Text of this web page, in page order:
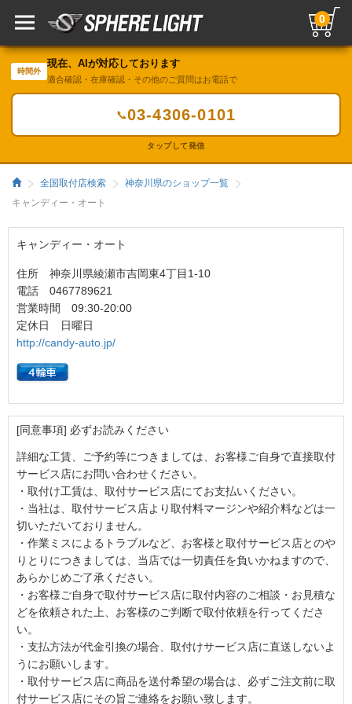
0
時間外
現在、AIが対応しております
適合確認・在庫確認・その他のご質問はお電話で
📞03-4306-0101
タップして発信
全国取付店検索
神奈川県のショップ一覧
キャンディー・オート
キャンディー・オート
住所 神奈川県綾瀬市吉岡東4丁目1-10
電話 0467789621
営業時間 09:30-20:00
定休日 日曜日
http://candy-auto.jp/
[同意事項] 必ずお読みください
詳細な工賃、ご予約等につきましては、お客様ご自身で直接取付
サービス店にお問い合わせください。
・取付け工賃は、取付サービス店にてお支払いください。
・当社は、取付サービス店より取付料マージンや紹介料などは一
切いただいておりません。
・作業ミスによるトラブルなど、お客様と取付サービス店とのや
りとりにつきましては、当店では一切責任を負いかねますので、
あらかじめご了承ください。
・お客様ご自身で取付サービス店に取付内容のご相談・お見積な
どを依頼された上、お客様のご判断で取付依頼を行ってくださ
い。
・支払方法が代金引換の場合、取付けサービス店に直送しないよ
うにお願いします。
・取付サービス店に商品を送付希望の場合は、必ずご注文前に取
付サービス店にその旨ご連絡をお願い致します。